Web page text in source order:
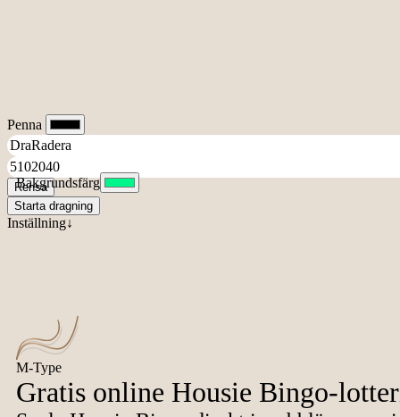
Penna
Rensa
Starta dragning
Inställning↓
Bakgrundsfärg
M-Type
Gratis online Housie Bingo-